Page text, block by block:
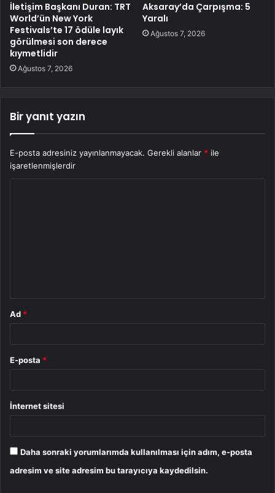
İletişim Başkanı Duran: TRT
World’ün New York
Festivals’te 17 ödüle layık
görülmesi son derece
kıymetlidir
Ağustos 7, 2026
Aksaray’da Çarpışma: 5
Yaralı
Ağustos 7, 2026
Bir yanıt yazın
E-posta adresiniz yayınlanmayacak. Gerekli alanlar * ile
işaretlenmişlerdir
Ad *
E-posta *
İnternet sitesi
Daha sonraki yorumlarımda kullanılması için adım, e-posta
adresim ve site adresim bu tarayıcıya kaydedilsin.